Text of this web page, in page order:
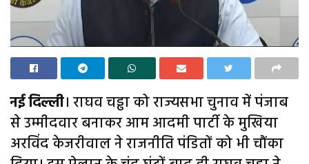
नई दिल्ली। राघव चड्ढा को राज्यसभा चुनाव में पंजाब
से उम्मीदवार बनाकर आम आदमी पार्टी के मुखिया
अरविंद केजरीवाल ने राजनीति पंडितों को भी चौंका